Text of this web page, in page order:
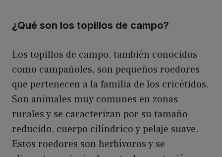
¿Qué son los topillos de campo?
Los topillos de campo, también conocidos
como campañoles, son pequeños roedores
que pertenecen a la familia de los cricétidos.
Son animales muy comunes en zonas
rurales y se caracterizan por su tamaño
reducido, cuerpo cilíndrico y pelaje suave.
Estos roedores son herbívoros y se